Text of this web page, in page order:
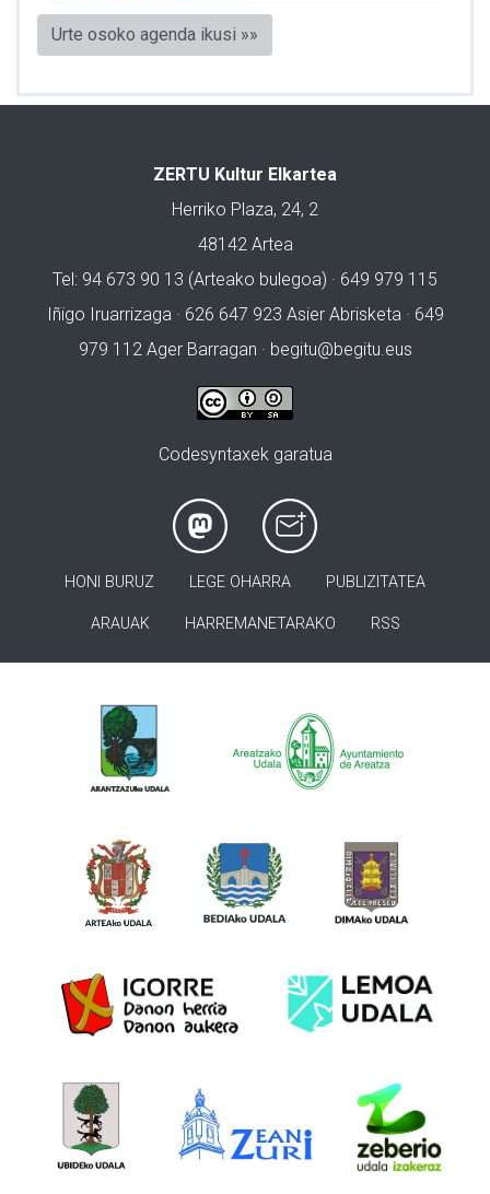
Urte osoko agenda ikusi »»
ZERTU Kultur Elkartea
Herriko Plaza, 24, 2
48142 Artea
Tel: 94 673 90 13 (Arteako bulegoa) · 649 979 115
Iñigo Iruarrizaga · 626 647 923 Asier Abrisketa · 649
979 112 Ager Barragan · begitu@begitu.eus
Codesyntaxek garatua
HONI BURUZ LEGE OHARRA PUBLIZITATEA
ARAUAK HARREMANETARAKO RSS